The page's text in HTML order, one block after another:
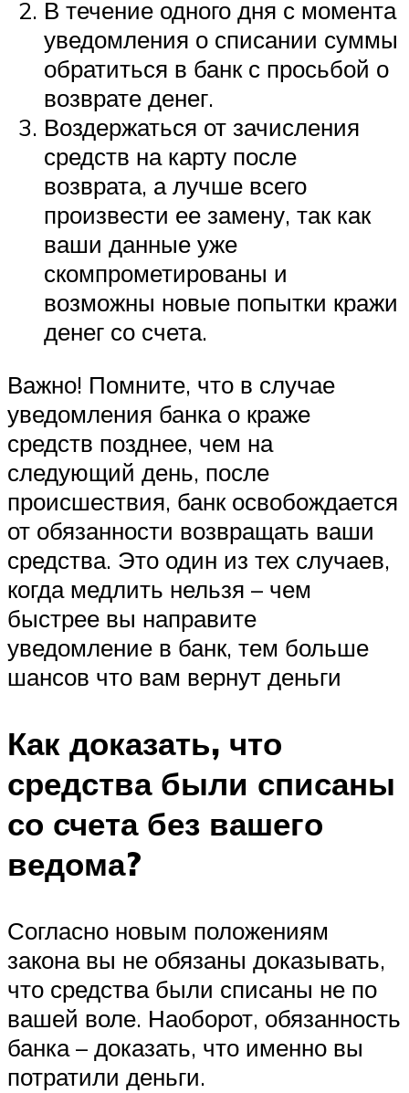
В течение одного дня с момента
уведомления о списании суммы
обратиться в банк с просьбой о
возврате денег.
Воздержаться от зачисления
средств на карту после
возврата, а лучше всего
произвести ее замену, так как
ваши данные уже
скомпрометированы и
возможны новые попытки кражи
денег со счета.
Важно! Помните, что в случае
уведомления банка о краже
средств позднее, чем на
следующий день, после
происшествия, банк освобождается
от обязанности возвращать ваши
средства. Это один из тех случаев,
когда медлить нельзя – чем
быстрее вы направите
уведомление в банк, тем больше
шансов что вам вернут деньги
Как доказать, что
средства были списаны
со счета без вашего
ведома?
Согласно новым положениям
закона вы не обязаны доказывать,
что средства были списаны не по
вашей воле. Наоборот, обязанность
банка – доказать, что именно вы
потратили деньги.